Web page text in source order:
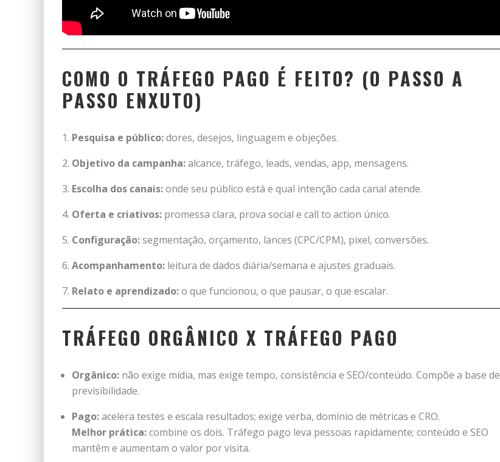
COMO O TRÁFEGO PAGO É FEITO? (O PASSO A
PASSO ENXUTO)
Pesquisa e público:dores, desejos, linguagem e objeções.
Objetivo da campanha:alcance, tráfego, leads, vendas, app, mensagens.
Escolha dos canais:onde seu público está e qual intenção cada canal atende.
Oferta e criativos: promessa clara, prova social e call to action único.
Configuração:segmentação, orçamento, lances (CPC/CPM), pixel, conversões.
Acompanhamento: leitura de dados diária/semana e ajustes graduais.
Relato e aprendizado:o que funcionou, o que pausar, o que escalar.
TRÁFEGO ORGÂNICO X TRÁFEGO PAGO
Orgânico: não exige mídia, mas exige tempo, consistência e SEO/conteúdo. Compõe a base de
previsibilidade.
Pago:acelera testes e escala resultados; exige verba, domínio de métricas e CRO.
Melhor prática:combine os dois. Tráfego pago leva pessoas rapidamente; conteúdo e SEO
mantêm e aumentam o valor por visita.